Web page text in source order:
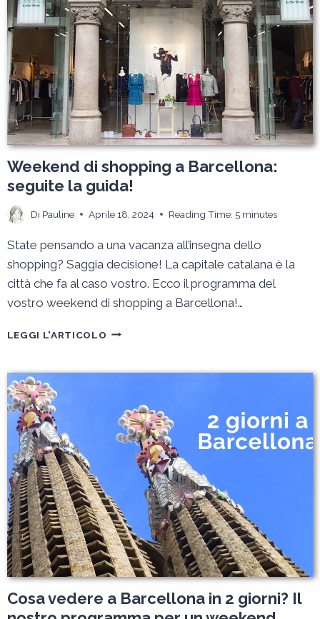
BARCELLONA
Weekend di shopping a Barcellona:
seguite la guida!
Di Pauline Aprile 18, 2024 Reading Time: 5 minutes
State pensando a una vacanza all’insegna dello
shopping? Saggia decisione! La capitale catalana è la
città che fa al caso vostro. Ecco il programma del
vostro weekend di shopping a Barcellona!…
LEGGI L'ARTICOLO WEEKEND
A
SEGUITE
LA
GUIDA!
Cosa vedere a Barcellona in 2 giorni? Il